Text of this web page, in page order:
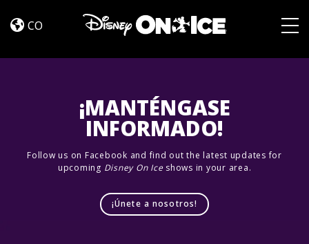
Trip
CO
¡MANTÉNGASE
INFORMADO!
Follow us on Facebook and find out the latest updates for
upcoming Disney On Iceshows in your area.
¡Únete a nosotros!